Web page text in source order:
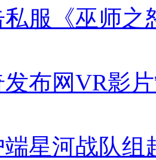
私服《巫师
发布网VR影
端星河战队